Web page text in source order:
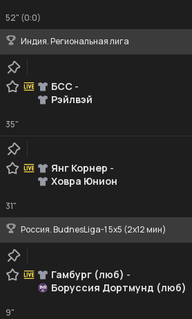
52" (0:0)
Индия. Региональная лига
БСС -
Рэйлвэй
35"
Янг Корнер -
Ховра Юнион
31"
Россия. BudnesLiga-1 5x5 (2x12 мин)
Гамбург (люб) -
Боруссия Дортмунд (люб)
9"